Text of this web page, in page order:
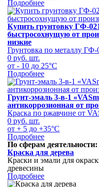
Подробнее
Купить грунтовку ГФ-
быстросохнущую от
низкие
Грунтовка по металлу ГФ-
0 руб. шт.
от - 10 до 25°С
Подробнее
Грунт-эмаль 3-в-1
антикоррозионная от
Краска по ржавчине от
0 руб. шт.
от + 5 до +35°С
Подробнее
По сферам деятельности:
Краска для дерева
Краски и эмали для
древесины
Подробнее